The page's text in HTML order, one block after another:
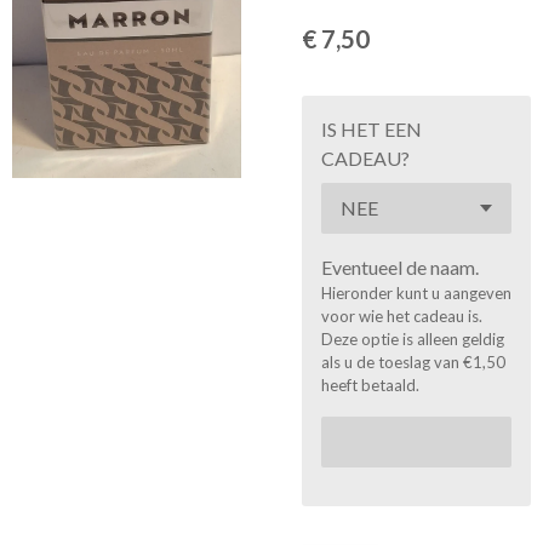
€ 7,50
IS HET EEN
CADEAU?
Eventueel de naam.
Hieronder kunt u aangeven
voor wie het cadeau is.
Deze optie is alleen geldig
als u de toeslag van €1,50
heeft betaald.